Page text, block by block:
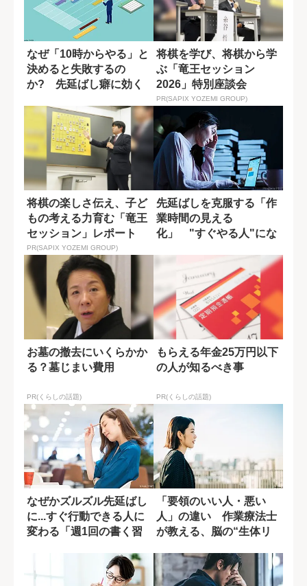
なぜ「10時からやる」と
決めると失敗するの
か? 先延ばし癖に効く
将棋を学び、将棋から学
ぶ「竜王セッション
2026」特別座談会
PR(SAPIX YOZEMI GROUP)
将棋の楽しさ伝え、子ど
もの考える力育む「竜王
セッション」レポート
PR(SAPIX YOZEMI GROUP)
先延ばしを克服する「作
業時間の見える
化」 "すぐやる人"にな
お墓の撤去にいくらかか
る？墓じまい費用
PR(くらしの話題)
もらえる年金25万円以下
の人が知るべき事
PR(くらしの話題)
なぜかズルズル先延ばし
に...すぐ行動できる人に
変わる「週1回の書く習
「要領のいい人・悪い
人」の違い 作業療法士
が教える、脳の“生体リ